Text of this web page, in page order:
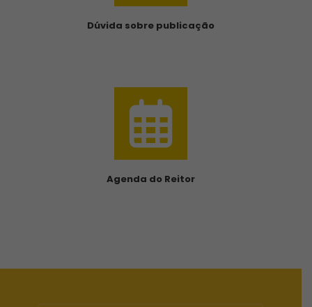
Dúvida sobre publicação
Agenda do Reitor